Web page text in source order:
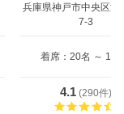
兵庫県神戸市中央区波
7-3
着席：20名 ～ 180
4.1 (290件)